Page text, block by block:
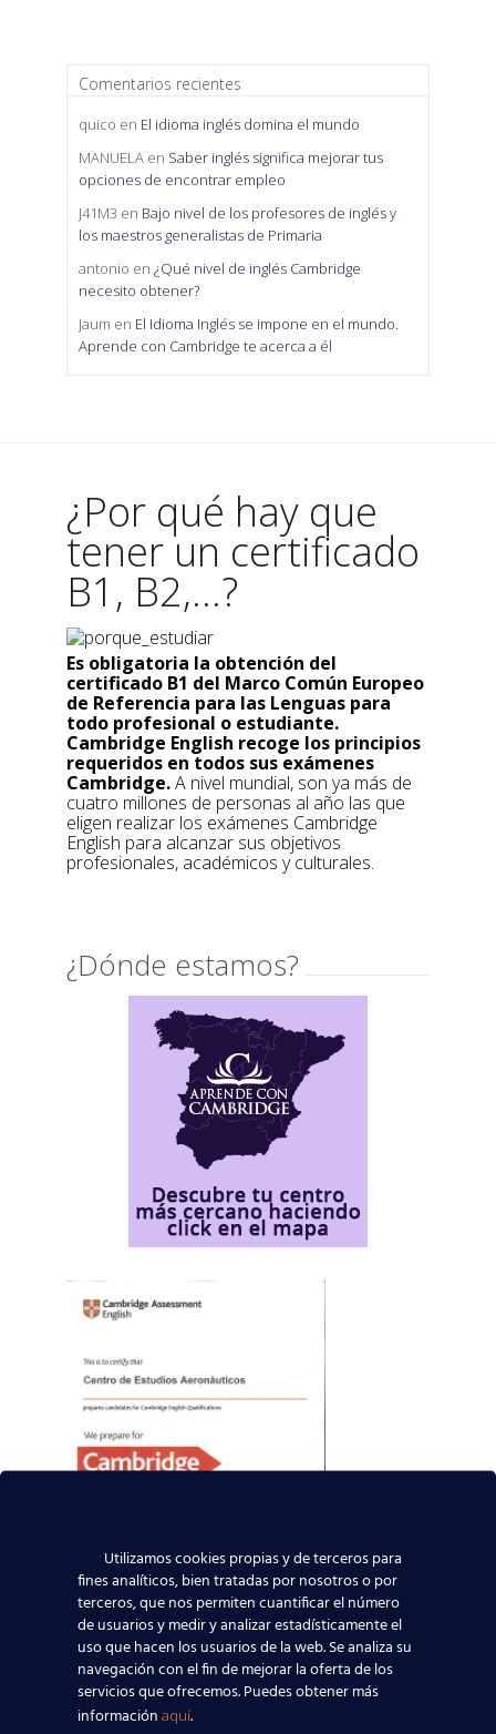
Comentarios recientes
quico en El idioma inglés domina el mundo
MANUELA en Saber inglés significa mejorar tus
opciones de encontrar empleo
J41M3 en Bajo nivel de los profesores de inglés y
los maestros generalistas de Primaria
antonio en ¿Qué nivel de inglés Cambridge
necesito obtener?
Jaum en El Idioma Inglés se impone en el mundo.
Aprende con Cambridge te acerca a él
¿Por qué hay que
tener un certificado
B1, B2,...?
Es obligatoria la obtención del
certificado B1 del Marco Común Europeo
de Referencia para las Lenguas para
todo profesional o estudiante.
Cambridge English recoge los principios
requeridos en todos sus exámenes
Cambridge.A nivel mundial, son ya más de
cuatro millones de personas al año las que
eligen realizar los exámenes Cambridge
English para alcanzar sus objetivos
profesionales, académicos y culturales.
¿Dónde estamos?
Utilizamos cookies propias y de terceros para
fines analíticos, bien tratadas por nosotros o por
terceros, que nos permiten cuantificar el número
de usuarios y medir y analizar estadísticamente el
uso que hacen los usuarios de la web. Se analiza su
navegación con el fin de mejorar la oferta de los
servicios que ofrecemos. Puedes obtener más
información aquí.